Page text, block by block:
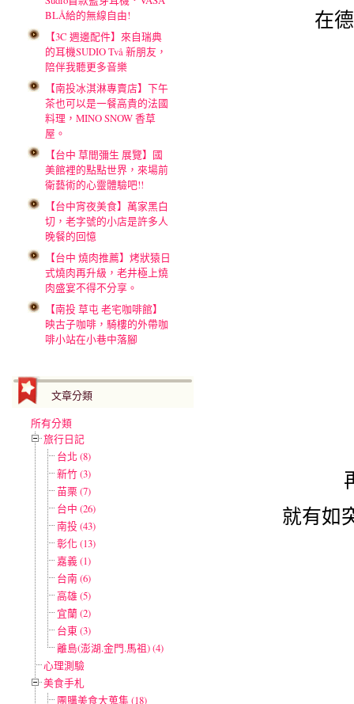
BLÅ給的無線自由!
【3C 週邊配件】來自瑞典
的耳機SUDIO Två 新朋友，
陪伴我聽更多音樂
【南投冰淇淋專賣店】下午
茶也可以是一餐高貴的法國
料理，MINO SNOW 香草
屋。
【台中 草間彌生 展覽】國
美館裡的點點世界，來場前
衛藝術的心靈體驗吧!!
【台中宵夜美食】萬家黑白
切，老字號的小店是許多人
晚餐的回憶
【台中 燒肉推薦】烤狀猿日
式燒肉再升級，老井極上燒
肉盛宴不得不分享。
【南投 草屯 老宅咖啡館】
映古子咖啡，騎樓的外帶咖
啡小站在小巷中落腳
文章分類
所有分類
旅行日記
台北 (8)
新竹 (3)
苗栗 (7)
台中 (26)
南投 (43)
彰化 (13)
嘉義 (1)
台南 (6)
高雄 (5)
宜蘭 (2)
台東 (3)
離島(澎湖.金門.馬祖) (4)
心理測驗
美食手札
團購美食大蒐集 (18)
在
就有如